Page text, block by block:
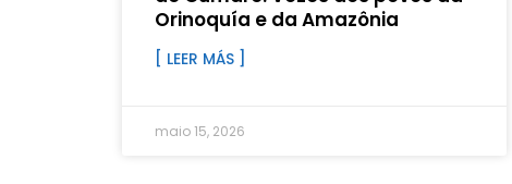
Orinoquía e da Amazônia
[ LEER MÁS ]
maio 15, 2026